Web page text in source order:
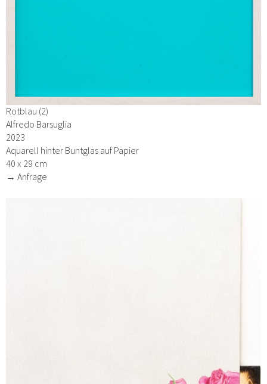
Rotblau (2)
Alfredo Barsuglia
2023
Aquarell hinter Buntglas auf Papier
40 x 29 cm
→ Anfrage